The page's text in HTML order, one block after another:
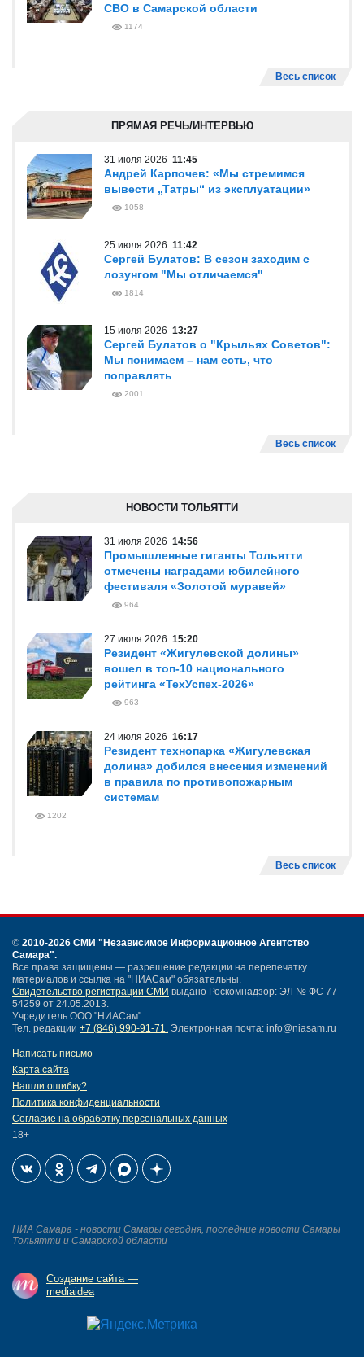
СВО в Самарской области
1174
Весь список
ПРЯМАЯ РЕЧЬ/ИНТЕРВЬЮ
31 июля 2026 11:45
Андрей Карпочев: «Мы стремимся
вывести „Татры“ из эксплуатации»
1058
25 июля 2026 11:42
Сергей Булатов: В сезон заходим с
лозунгом "Мы отличаемся"
1814
15 июля 2026 13:27
Сергей Булатов о "Крыльях Советов":
Мы понимаем – нам есть, что
поправлять
2001
Весь список
НОВОСТИ ТОЛЬЯТТИ
31 июля 2026 14:56
Промышленные гиганты Тольятти
отмечены наградами юбилейного
фестиваля «Золотой муравей»
964
27 июля 2026 15:20
Резидент «Жигулевской долины»
вошел в топ-10 национального
рейтинга «ТехУспех-2026»
963
24 июля 2026 16:17
Резидент технопарка «Жигулевская
долина» добился внесения изменений
в правила по противопожарным
системам
1202
Весь список
© 2010-2026 СМИ "Независимое Информационное Агентство
Самара".
Все права защищены — разрешение редакции на перепечатку
материалов и ссылка на "НИАСам" обязательны.
Свидетельство регистрации СМИ выдано Роскомнадзор: ЭЛ № ФС 77 -
54259 от 24.05.2013.
Учредитель ООО "НИАСам".
Тел. редакции +7 (846) 990-91-71. Электронная почта: info@niasam.ru
Написать письмо
Карта сайта
Нашли ошибку?
Политика конфиденциальности
Согласие на обработку персональных данных
18+
НИА Самара - новости Самары сегодня, последние новости Самары
Тольятти и Самарской области
Создание сайта —
mediaidea